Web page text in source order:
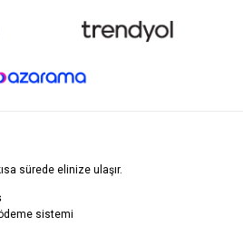
sürede elinize ulaşır.
sistemi